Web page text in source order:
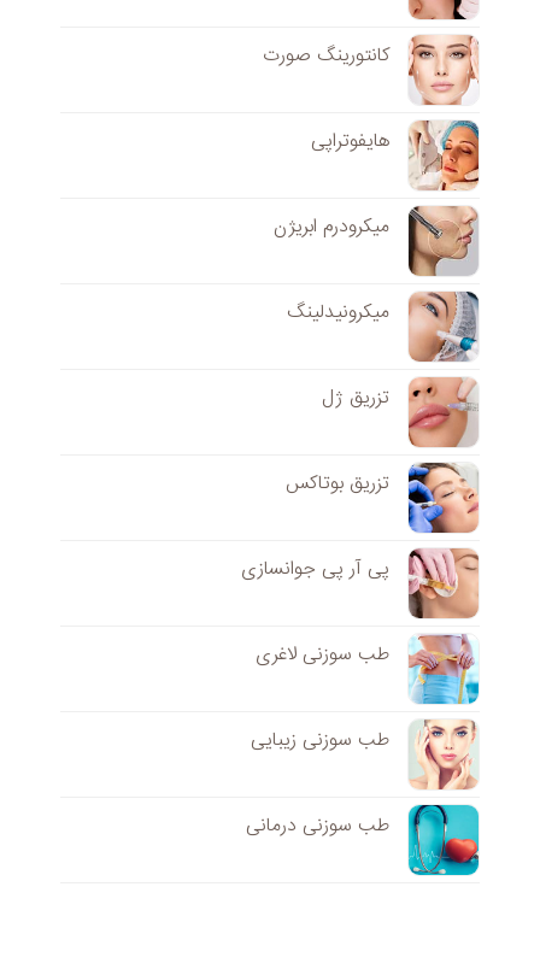
کانتورینگ صورت
هایفوتراپی
میکرودرم ابریژن
میکرونیدلینگ
تزریق ژل
تزریق بوتاکس
پی آر پی جوانسازی
طب سوزنی لاغری
طب سوزنی زیبایی
طب سوزنی درمانی